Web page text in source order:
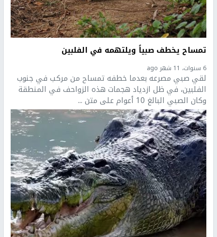
تمساح يخطف صبياً ويلتهمه في الفلبين
6 سنوات، 11 شهر ago
لقي صبي مصرعه بعدما خطفه تمساح من مركب في جنوب
الفلبين، في ظل ازدياد هجمات هذه الزواحف في المنطقة
وكان الصبي البالغ 10 أعوام على متن ...